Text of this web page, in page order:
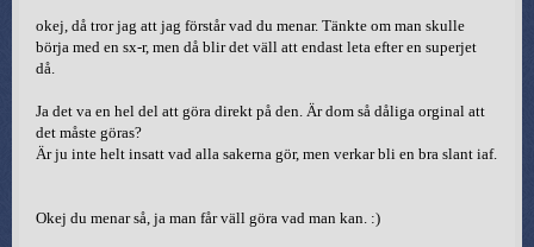
okej, då tror jag att jag förstår vad du menar. Tänkte om man skulle
börja med en sx-r, men då blir det väll att endast leta efter en superjet
då.
Ja det va en hel del att göra direkt på den. Är dom så dåliga orginal att
det måste göras?
Är ju inte helt insatt vad alla sakerna gör, men verkar bli en bra slant iaf.
Okej du menar så, ja man får väll göra vad man kan. :)